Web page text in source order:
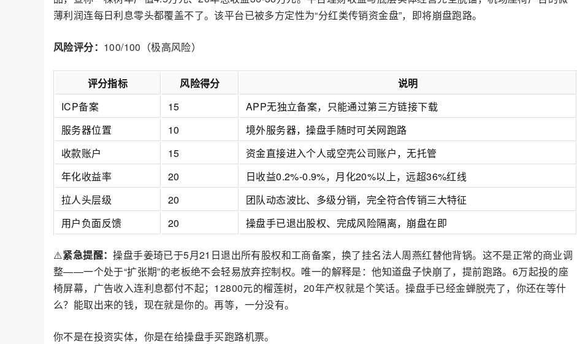
薄利润连每日利息零头都覆盖不了。该平台已被多方定性为“分红类传销资金盘”，即将崩盘跑路。
风险评分： 100/100（极高风险）
评分指标 风险得分
说明
ICP备案
15
APP无独立备案，只能通过第三方链接下载
服务器位置
10
境外服务器，操盘手随时可关网跑路
收款账户
15
资金直接进入个人或空壳公司账户，无托管
年化收益率
20
日收益0.2%-0.9%，月化20%以上，远超36%红线
拉人头层级
20
团队动态波比、多级分销，完全符合传销三大特征
用户负面反馈
20 操盘手已退出股权、完成风险隔离，崩盘在即
⚠️紧急提醒：操盘手姜琦已于5月21日退出所有股权和工商备案，换了挂名法人周燕红替他背锅。这不是正常的商业调
整——一个处于“扩张期”的老板绝不会轻易放弃控制权。唯一的解释是：他知道盘子快崩了，提前跑路。6万起投的座
椅屏幕，广告收入连利息都付不起；12800元的榴莲树，20年产权就是个笑话。操盘手已经金蝉脱壳了，你还在等什
么？能取出来的钱，现在就是你的。再等，一分没有。
你不是在投资实体，你是在给操盘手买跑路机票。